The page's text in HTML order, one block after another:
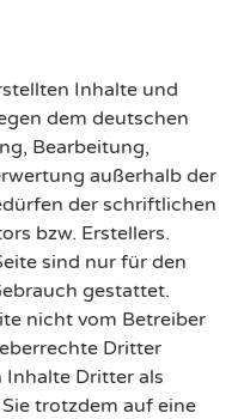
Inhalte und
dem deutschen
Bearbeitung,
außerhalb der
der schriftlichen
bzw. Erstellers.
sind nur für den
gestattet.
nicht vom Betreiber
Dritter
Inhalte Dritter als
trotzdem auf eine